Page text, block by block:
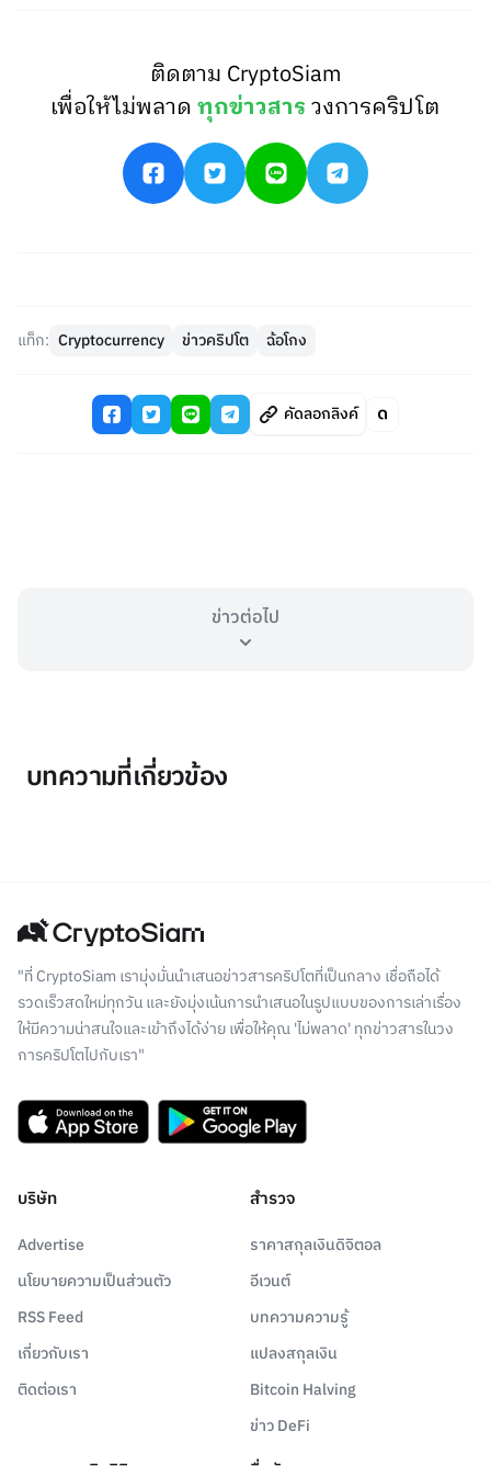
ติดตาม CryptoSiam
เพื่อให้ไม่พลาดทุกข่าวสารวงการคริปโต
แท็ก: Cryptocurrency ข่าวคริปโต ฉ้อโกง
คัดลอกลิงค์
ข่าวต่อไป
บทความที่เกี่ยวข้อง
"ที่ CryptoSiam เรามุ่งมั่นนำเสนอข่าวสารคริปโตที่เป็นกลาง เชื่อถือได้
รวดเร็วสดใหม่ทุกวัน และยังมุ่งเน้นการนำเสนอในรูปแบบของการเล่าเรื่อง
ให้มีความน่าสนใจและเข้าถึงได้ง่าย เพื่อให้คุณ 'ไม่พลาด' ทุกข่าวสารในวง
การคริปโตไปกับเรา"
บริษัท
Advertise
นโยบายความเป็นส่วนตัว
RSS Feed
เกี่ยวกับเรา
ติดต่อเรา
สำรวจ
ราคาสกุลเงินดิจิตอล
อีเวนต์
บทความความรู้
แปลงสกุลเงิน
Bitcoin Halving
ข่าว DeFi